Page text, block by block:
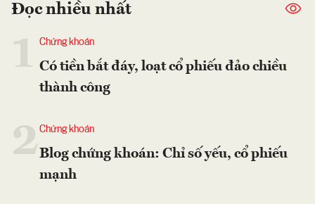
Đọc nhiều nhất
Chứng khoán
Có tiền bắt đáy, loạt cổ phiếu đảo chiều
thành công
2Chứng khoán
Blog chứng khoán: Chỉ số yếu, cổ phiếu
mạnh